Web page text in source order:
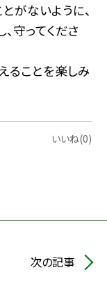
がないように、
守ってくださ
ることを楽しみ
いいね(0)
次の記事